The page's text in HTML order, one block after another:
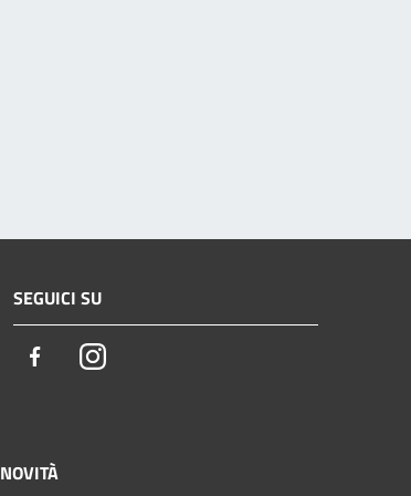
SEGUICI SU
FacebookInstagram
NOVITÀ